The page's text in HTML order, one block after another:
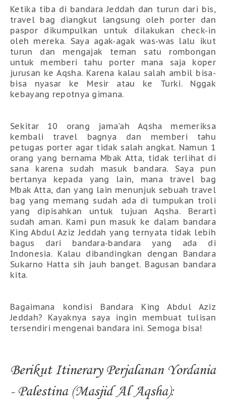
Ketika tiba di bandara Jeddah dan turun dari bis,
travel bag diangkut langsung oleh porter dan
paspor dikumpulkan untuk dilakukan check-in
oleh mereka. Saya agak-agak was-was lalu ikut
turun dan mengajak teman satu rombongan
untuk memberi tahu porter mana saja koper
jurusan ke Aqsha. Karena kalau salah ambil bisa-
bisa nyasar ke Mesir atau ke Turki. Nggak
kebayang repotnya gimana.
Sekitar 10 orang jama'ah Aqsha memeriksa
kembali travel bagnya dan memberi tahu
petugas porter agar tidak salah angkat. Namun 1
orang yang bernama Mbak Atta, tidak terlihat di
sana karena sudah masuk bandara. Saya pun
bertanya kepada yang lain, mana travel bag
Mbak Atta, dan yang lain menunjuk sebuah travel
bag yang memang sudah ada di tumpukan troli
yang dipisahkan untuk tujuan Aqsha. Berarti
sudah aman. Kami pun masuk ke dalam bandara
King Abdul Aziz Jeddah yang ternyata tidak lebih
bagus dari bandara-bandara yang ada di
Indonesia. Kalau dibandingkan dengan Bandara
Sukarno Hatta sih jauh banget. Bagusan bandara
kita.
Bagaimana kondisi Bandara King Abdul Aziz
Jeddah? Kayaknya saya ingin membuat tulisan
tersendiri mengenai bandara ini. Semoga bisa!
Berikut Itinerary Perjalanan Yordania
- Palestina (Masjid Al Aqsha):